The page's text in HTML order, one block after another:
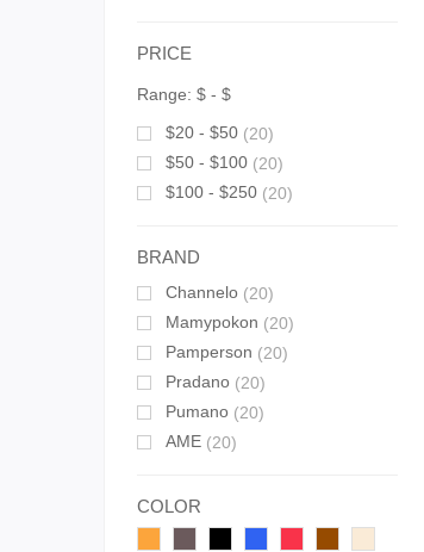
PRICE
Range: $ - $
$20 - $50 (20)
$50 - $100 (20)
$100 - $250 (20)
BRAND
Channelo (20)
Mamypokon (20)
Pamperson (20)
Pradano (20)
Pumano (20)
AME (20)
COLOR